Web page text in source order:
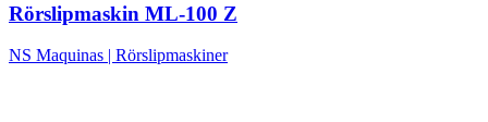
Rörslipmaskin ML-100 Z
NS Maquinas | Rörslipmaskiner